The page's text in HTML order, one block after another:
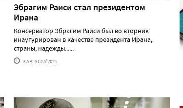
Эбрагим Раиси стал президентом
Ирана
Консерватор Эбрагим Раиси был во вторник
инаугурирован в качестве президента Ирана,
страны, надежды......
3 АВГУСТА'2021